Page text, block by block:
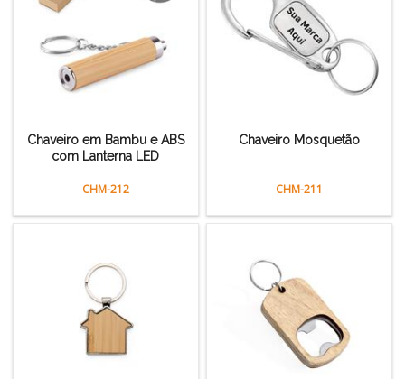
Chaveiro em Bambu e ABS
com Lanterna LED
CHM-212
Chaveiro Mosquetão
CHM-211